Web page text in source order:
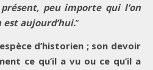
peu importe qui l’on
est aujourd’hui.”
d’historien ; son devoir
ce qu’il a vu ou ce qu’il a